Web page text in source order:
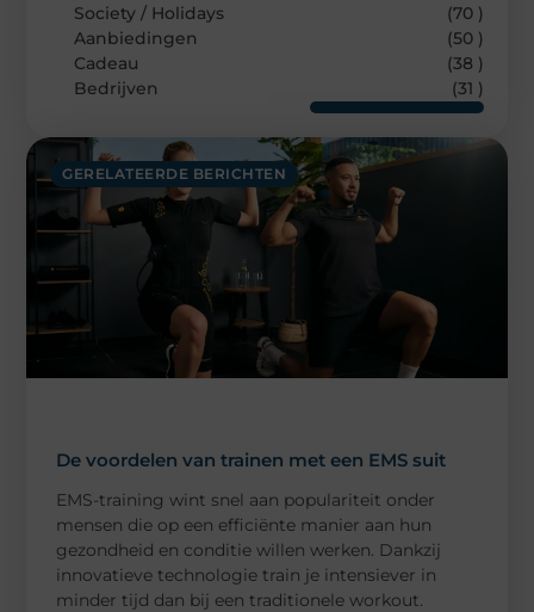
GERELATEERDE BERICHTEN
De voordelen van trainen met een EMS suit
EMS-training wint snel aan populariteit onder
mensen die op een efficiënte manier aan hun
gezondheid en conditie willen werken. Dankzij
innovatieve technologie train je intensiever in
minder tijd dan bij een traditionele workout.
Society / Holidays
(70 )
Aanbiedingen
(50 )
Cadeau
(38 )
Bedrijven
(31 )